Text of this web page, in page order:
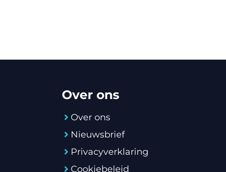
Over ons
Over ons
Nieuwsbrief
Privacyverklaring
Cookiebeleid